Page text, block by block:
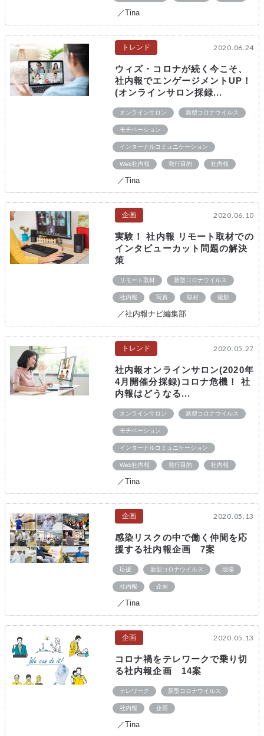
／Tina
トレンド 2020.06.24
ウィズ・コロナが続く今こそ、
社内報でエンゲージメントUP！
(オンラインサロン採録...
オンラインサロン 新型コロナウイルス
モチベーション
インターナルコミュニケーション
Web社内報 発行目的 社内報
／Tina
企画 2020.06.10
実験！ 社内報 リモート取材での
インタビューカット問題の解決
策
リモート取材 新型コロナウイルス
社内報 写真 取材 撮影
／社内報ナビ編集部
トレンド 2020.05.27
社内報オンラインサロン(2020年
4月開催分採録)コロナ危機！ 社
内報はどうなる...
オンラインサロン 新型コロナウイルス
モチベーション
インターナルコミュニケーション
Web社内報 発行目的 社内報
／Tina
企画 2020.05.13
感染リスクの中で働く仲間を応
援する社内報企画 7案
応援 新型コロナウイルス 現場
社内報 企画
／Tina
企画 2020.05.13
コロナ禍をテレワークで乗り切
る社内報企画 14案
テレワーク 新型コロナウイルス
社内報 企画
／Tina